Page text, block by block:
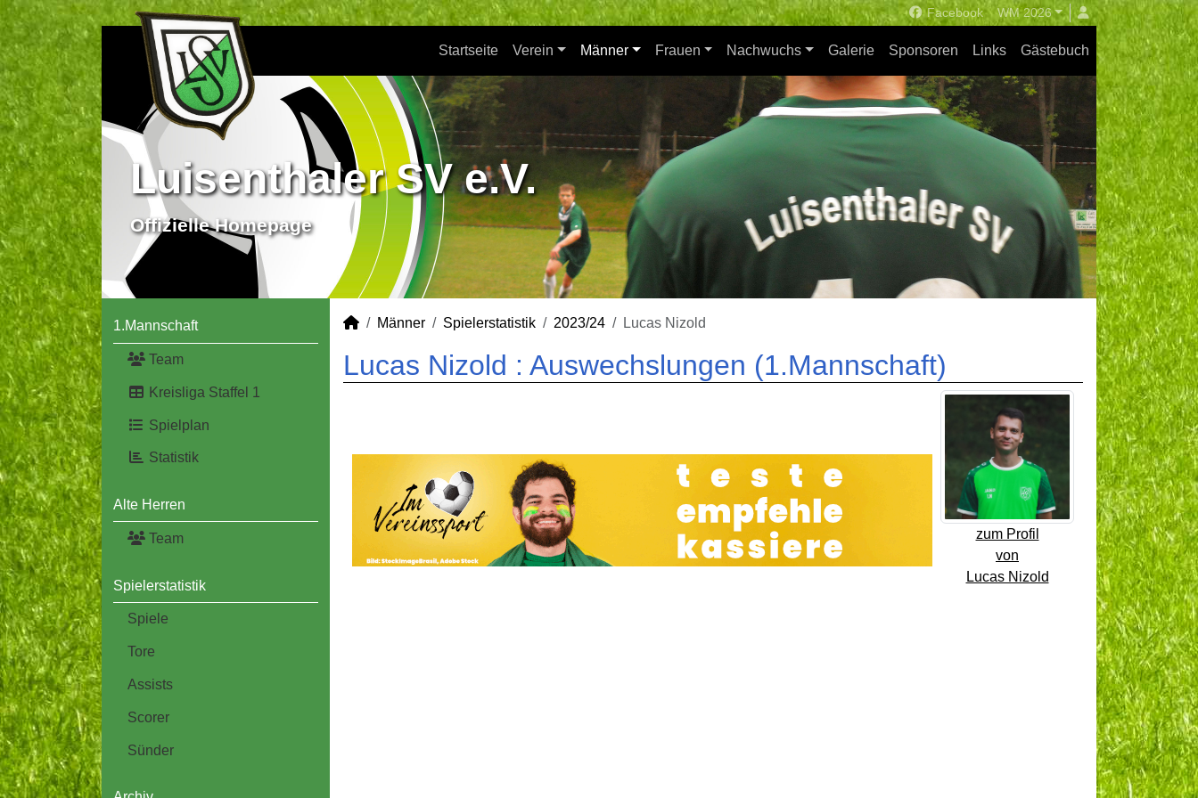
Facebook WM 2026
Startseite Verein Männer Frauen Nachwuchs Galerie Sponsoren Links Gästebuch
Luisenthaler SV e.V.
Offizielle Homepage
1.Mannschaft
Team
Kreisliga Staffel 1
Spielplan
Statistik
Alte Herren
Team
Spielerstatistik
Spiele
Tore
Assists
Scorer
Sünder
Männer Spielerstatistik 2023/24 Lucas Nizold
Lucas Nizold : Auswechslungen (1.Mannschaft)
zum Profil
von
Lucas Nizold